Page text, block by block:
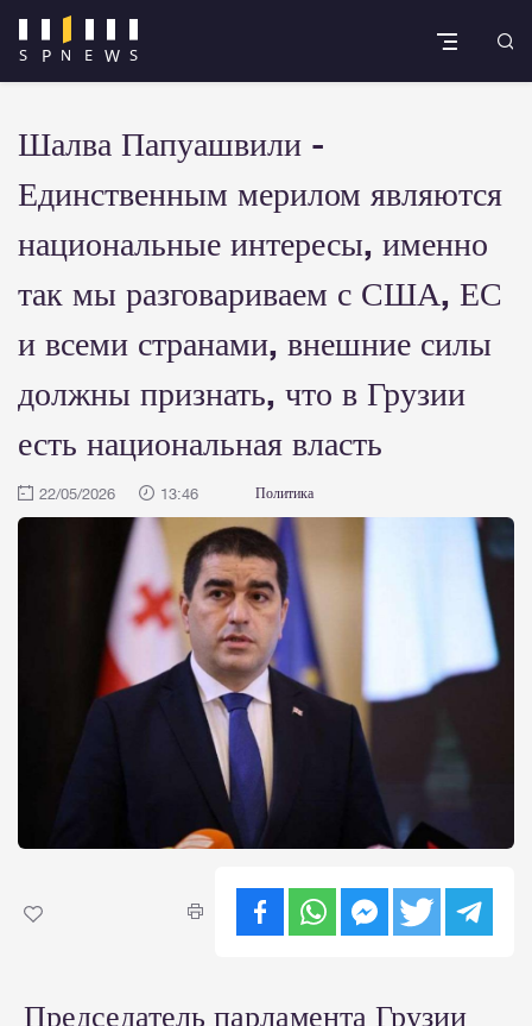
Шалва Папуашвили -
Единственным мерилом являются
национальные интересы, именно
так мы разговариваем с США, ЕС
и всеми странами, внешние силы
должны признать, что в Грузии
есть национальная власть
22/05/2026 13:46 Политика
Председатель парламента Грузии